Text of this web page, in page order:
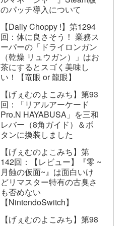
のパッチ導入について
【Daily Choppy !】第1294
回：体に良さそう！ 業務ス
ーパーの「ドライロンガン
（乾燥 リュウガン）」はお
茶にするとスゴく美味し
い！【竜眼 or 龍眼】
【げぇむのよこみち】第93
回：「リアルアーケード
Pro.N HAYABUSA」を三和
レバー（8角ガイド）＆ボ
タンに換装しました
【げぇむのよこみち】第
142回：【レビュー】『零 ~
月蝕の仮面~』は面白いけ
どリマスター特有の古臭さ
も否めない
【NintendoSwitch】
【げぇむのよこみち】第98